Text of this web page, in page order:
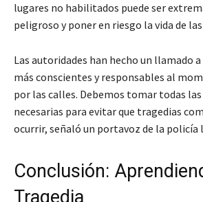
lugares no habilitados puede ser
peligroso y poner en riesgo la vida de
Las autoridades han hecho un llamado
más conscientes y responsables al
por las calles. Debemos tomar todas
necesarias para evitar que tragedias
ocurrir, señaló un portavoz de la policía
Conclusión:
Tragedia